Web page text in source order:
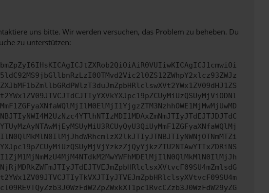
uns bitte. Wir werden versuchen, das Problem zu beheben. Du
zu unterstützen: